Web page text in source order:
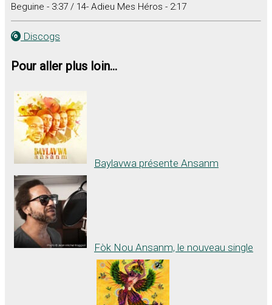
Beguine - 3:37 / 14- Adieu Mes Héros - 2:17
Discogs
Pour aller plus loin...
Baylavwa présente Ansanm
Fòk Nou Ansanm, le nouveau single